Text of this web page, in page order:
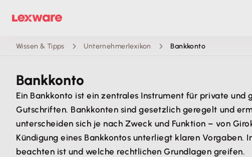
Wissen & Tipps Unternehmerlexikon Bankkonto
Bankkonto
Ein Bankkonto ist ein zentrales Instrument für private und
Gutschriften. Bankkonten sind gesetzlich geregelt und
unterscheiden sich je nach Zweck und Funktion – von
Kündigung eines Bankkontos unterliegt klaren
beachten ist und welche rechtlichen Grundlagen greifen.